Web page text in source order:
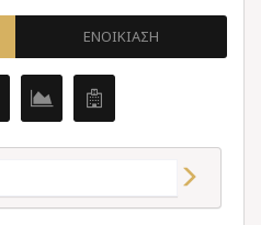
ΕΝΟΙΚΙΑΣΗ